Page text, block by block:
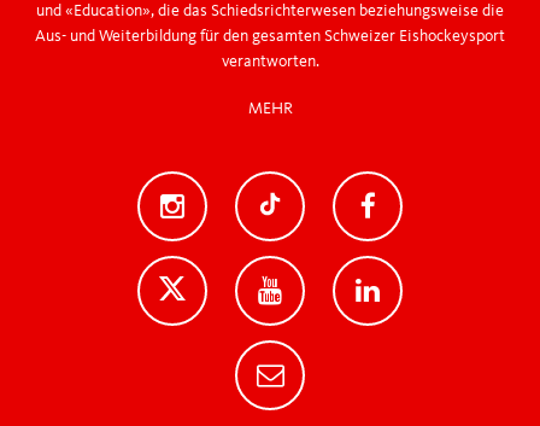
und «Education», die das Schiedsrichterwesen beziehungsweise die
Aus- und Weiterbildung für den gesamten Schweizer Eishockeysport
verantworten.
MEHR